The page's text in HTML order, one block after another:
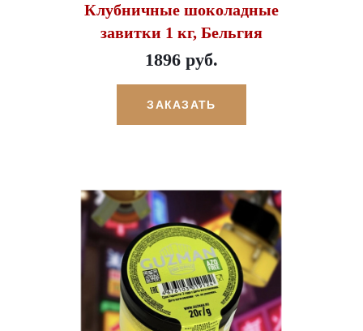
Клубничные шоколадные
завитки 1 кг, Бельгия
1896 руб.
ЗАКАЗАТЬ